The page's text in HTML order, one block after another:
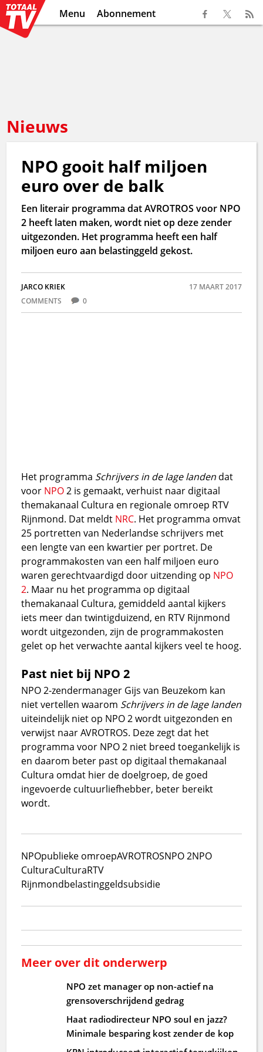
Menu Abonnement
Nieuws
NPO gooit half miljoen
euro over de balk
Een literair programma dat AVROTROS voor NPO
2 heeft laten maken, wordt niet op deze zender
uitgezonden. Het programma heeft een half
miljoen euro aan belastinggeld gekost.
JARCO KRIEK
17 MAART 2017
COMMENTS
0
Het programma Schrijvers in de lage landen dat
voor NPO2 is gemaakt, verhuist naar digitaal
themakanaal Cultura en regionale omroep RTV
Rijnmond. Dat meldt NRC. Het programma omvat
25 portretten van Nederlandse schrijvers met
een lengte van een kwartier per portret. De
programmakosten van een half miljoen euro
waren gerechtvaardigd door uitzending op NPO
2. Maar nu het programma op digitaal
themakanaal Cultura, gemiddeld aantal kijkers
iets meer dan twintigduizend, en RTV Rijnmond
wordt uitgezonden, zijn de programmakosten
gelet op het verwachte aantal kijkers veel te hoog.
Past niet bij NPO 2
NPO 2-zendermanager Gijs van Beuzekom kan
niet vertellen waarom Schrijvers in de lage landen
uiteindelijk niet op NPO 2 wordt uitgezonden en
verwijst naar AVROTROS. Deze zegt dat het
programma voor NPO 2 niet breed toegankelijk is
en daarom beter past op digitaal themakanaal
Cultura omdat hier de doelgroep, de goed
ingevoerde cultuurliefhebber, beter bereikt
wordt.
NPOpublieke omroepAVROTROSNPO 2NPO
CulturaCulturaRTV
Rijnmondbelastinggeldsubsidie
Meer over dit onderwerp
NPO zet manager op non-actief na
grensoverschrijdend gedrag
Haat radiodirecteur NPO soul en jazz?
Minimale besparing kost zender de kop